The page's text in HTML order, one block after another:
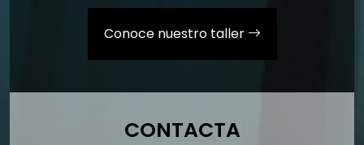
Conoce nuestro taller
CONTACTA